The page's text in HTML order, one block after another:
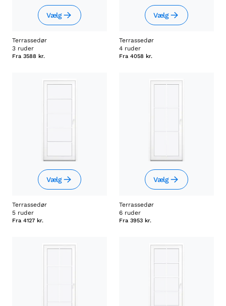
Vælg
Terrassedør
3 ruder
Fra 3588 kr.
Vælg
Terrassedør
4 ruder
Fra 4058 kr.
Vælg
Terrassedør
5 ruder
Fra 4127 kr.
Vælg
Terrassedør
6 ruder
Fra 3953 kr.